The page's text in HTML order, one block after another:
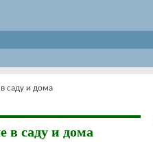
саду и дома
в саду и дома